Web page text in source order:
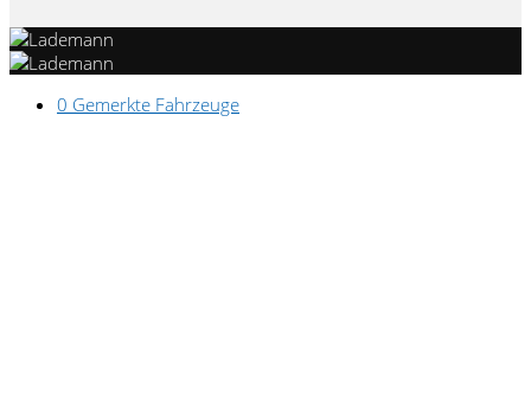
0 Gemerkte Fahrzeuge